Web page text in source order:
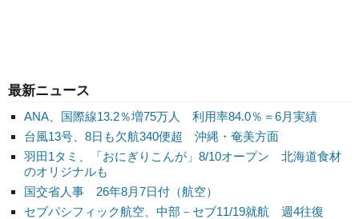
最新ニュース
ANA、国際線13.2％増75万人 利用率84.0％＝6月実績
台風13号、8日も欠航340便超 沖縄・奄美方面
羽田1タミ、「おにぎりこんが」8/10オープン 北海道食材
のオリジナルも
国交省人事 26年8月7日付（航空）
セブパシフィック航空、中部－セブ11/19就航 週4往復